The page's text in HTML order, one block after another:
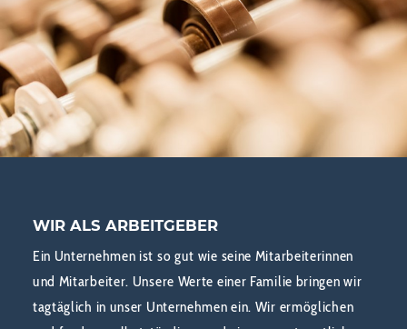
WIR ALS ARBEITGEBER
Ein Unternehmen ist so gut wie seine Mitarbeiterinnen
und Mitarbeiter. Unsere Werte einer Familie bringen wir
tagtäglich in unser Unternehmen ein. Wir ermöglichen